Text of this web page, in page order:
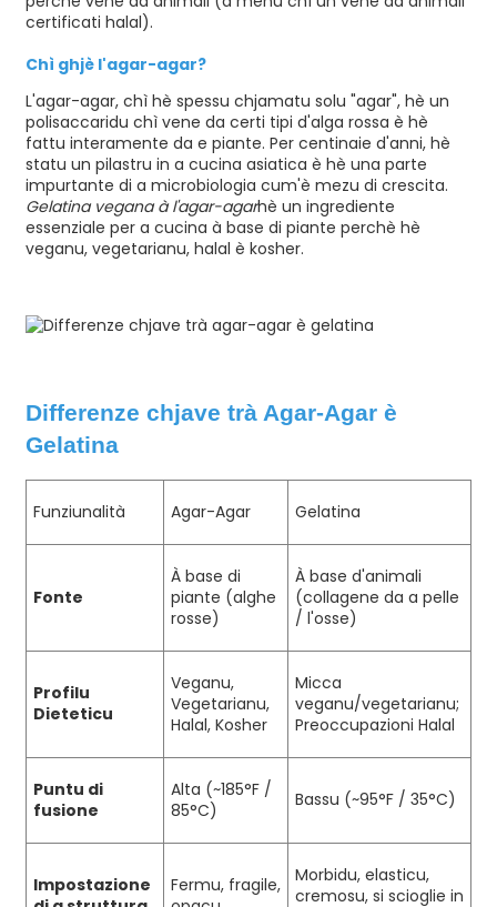
certificati halal).
Chì ghjè l'agar-agar?
L'agar-agar, chì hè spessu chjamatu solu "agar", hè un
polisaccaridu chì vene da certi tipi d'alga rossa è hè
fattu interamente da e piante. Per centinaie d'anni, hè
statu un pilastru in a cucina asiatica è hè una parte
impurtante di a microbiologia cum'è mezu di crescita.
Gelatina vegana à l'agar-agarhè un ingrediente
essenziale per a cucina à base di piante perchè hè
veganu, vegetarianu, halal è kosher.
Differenze chjave trà Agar-Agar è
Gelatina
Funziunalità Agar-Agar Gelatina
Fonte
À base di
piante (alghe
rosse)
À base d'animali
(collagene da a pelle
/ l'osse)
Profilu
Dieteticu
Veganu,
Vegetarianu,
Halal, Kosher
Micca
veganu/vegetarianu;
Preoccupazioni Halal
Puntu di
fusione
Alta (~185°F /
85°C)
Bassu (~95°F / 35°C)
Impostazione
Fermu, fragile,
Morbidu, elasticu,
cremosu, si scioglie in